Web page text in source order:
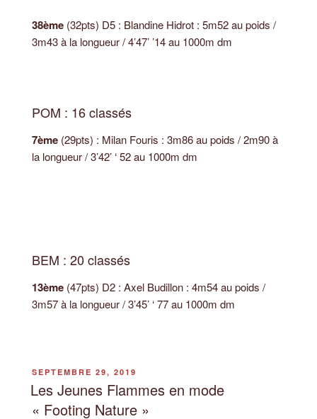
38ème (32pts) D5 : Blandine Hidrot : 5m52 au poids /
3m43 à la longueur / 4’47’ ’14 au 1000m dm
POM : 16 classés
7ème (29pts) : Milan Fouris : 3m86 au poids / 2m90 à
la longueur / 3’42’ ‘ 52 au 1000m dm
BEM : 20 classés
13ème (47pts) D2 : Axel Budillon : 4m54 au poids /
3m57 à la longueur / 3’45’ ‘ 77 au 1000m dm
PUBLIÉ
LE
SEPTEMBRE 29, 2019
Les Jeunes Flammes en mode
« Footing Nature »